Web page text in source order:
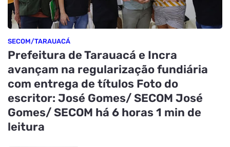
SECOM/TARAUACÁ
Prefeitura de Tarauacá e Incra
avançam na regularização fundiária
com entrega de títulos Foto do
escritor: José Gomes/ SECOM José
Gomes/ SECOM há 6 horas 1 min de
leitura